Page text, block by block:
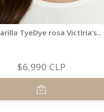
TyeDye rosa Victlria’s..
$6.990 CLP